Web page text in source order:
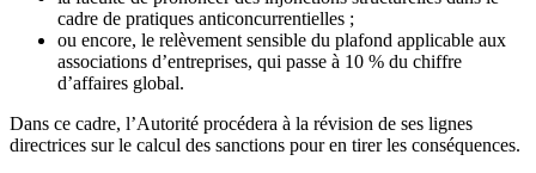
cadre de pratiques anticoncurrentielles ;
ou encore, le relèvement sensible du plafond applicable aux
associations d’entreprises, qui passe à 10 % du chiffre
d’affaires global.
Dans ce cadre, l’Autorité procédera à la révision de ses lignes
directrices sur le calcul des sanctions pour en tirer les conséquences.